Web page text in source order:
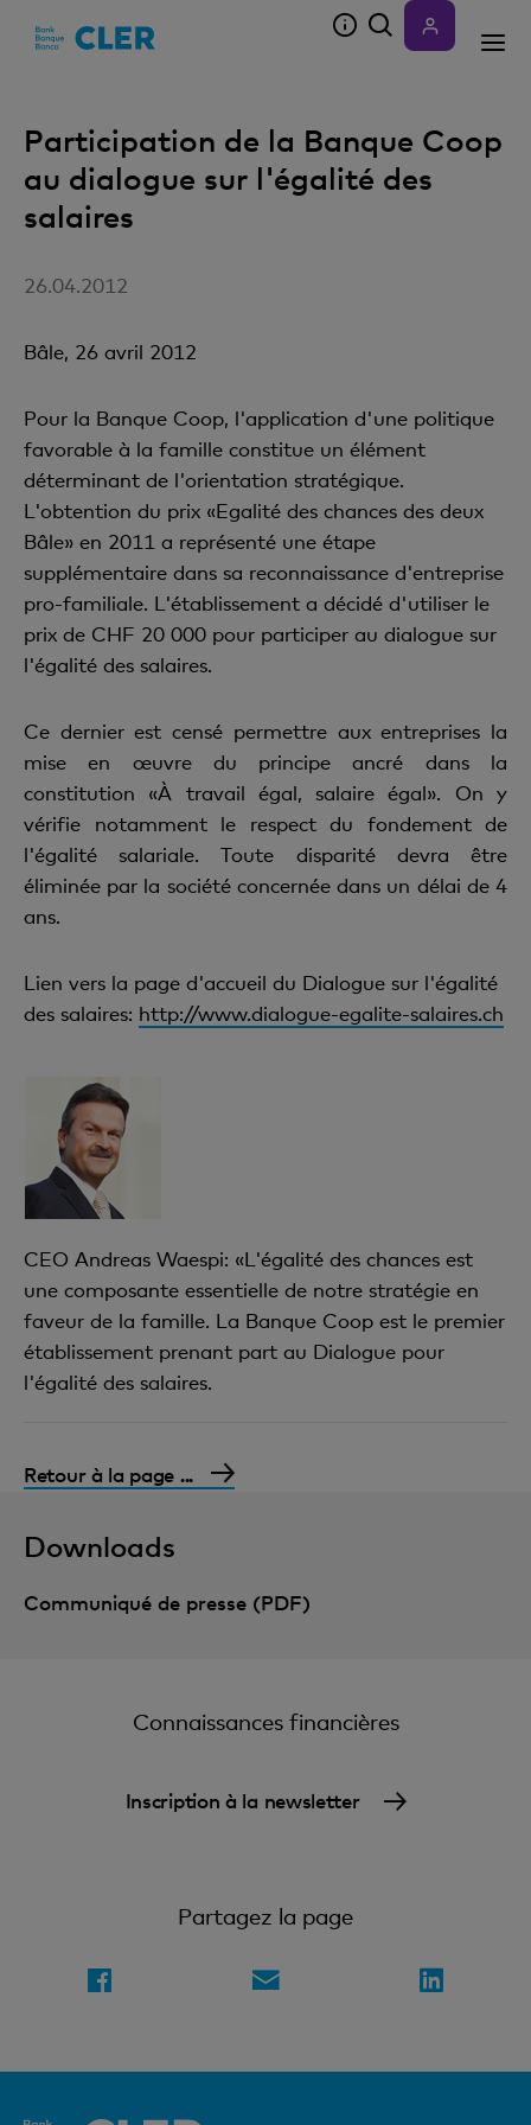
Participation de la Banque Coop
au dialogue sur l'égalité des
salaires
26.04.2012
Bâle, 26 avril 2012
Pour la Banque Coop, l'application d'une politique
favorable à la famille constitue un élément
déterminant de l'orientation stratégique.
L'obtention du prix «Egalité des chances des deux
Bâle» en 2011 a représenté une étape
supplémentaire dans sa reconnaissance d'entreprise
pro-familiale. L'établissement a décidé d'utiliser le
prix de CHF 20 000 pour participer au dialogue sur
l'égalité des salaires.
Ce dernier est censé permettre aux entreprises la
mise en œuvre du principe ancré dans la
constitution «À travail égal, salaire égal». On y
vérifie notamment le respect du fondement de
l'égalité salariale. Toute disparité devra être
éliminée par la société concernée dans un délai de 4
ans.
Lien vers la page d'accueil du Dialogue sur l'égalité
des salaires: http://www.dialogue-egalite-salaires.ch
CEO Andreas Waespi: «L'égalité des chances est
une composante essentielle de notre stratégie en
faveur de la famille. La Banque Coop est le premier
établissement prenant part au Dialogue pour
l'égalité des salaires.
Retour à la page ...
Downloads
Communiqué de presse (PDF)
Connaissances financières
Inscription à la newsletter
Partagez la page